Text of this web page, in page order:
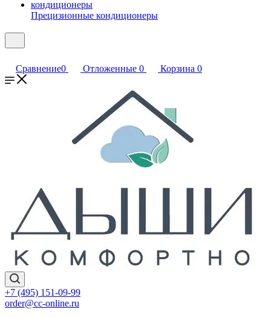
Прецизионные кондиционеры
Сравнение0 Отложенные 0 Корзина 0
+7 (495) 151-09-99
order@cc-online.ru